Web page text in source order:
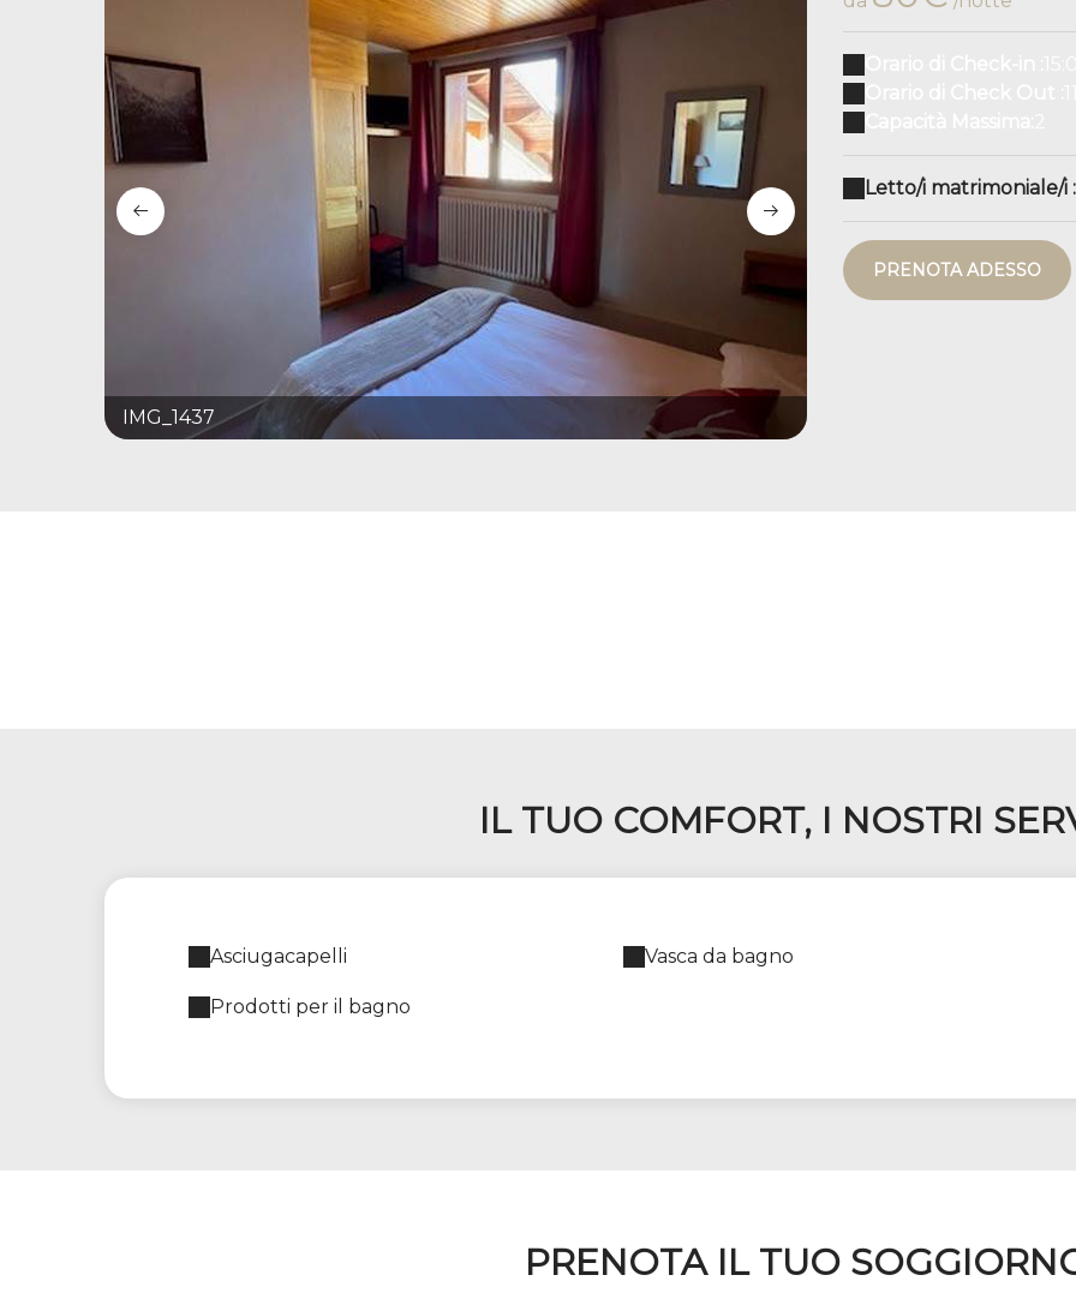
IMG_1437
Letto/i matrimoniale/i :
PRENOTA ADESSO
IL TUO COMFORT, I NOSTRI
Asciugacapelli
Prodotti per il bagno
Vasca da bagno
PRENOTA IL TUO